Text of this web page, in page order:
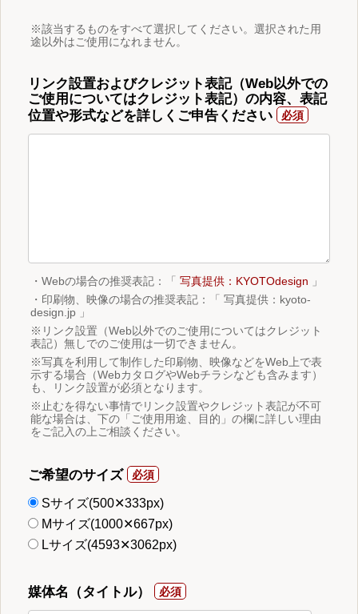
※該当するものをすべて選択してください。選択された用
途以外はご使用になれません。
リンク設置およびクレジット表記（Web以外での
ご使用についてはクレジット表記）の内容、表記
位置や形式などを詳しくご申告ください
・Webの場合の推奨表記：「 写真提供：KYOTOdesign 」
・印刷物、映像の場合の推奨表記：「 写真提供：kyoto-
design.jp 」
※リンク設置（Web以外でのご使用についてはクレジット
表記）無しでのご使用は一切できません。
※写真を利用して制作した印刷物、映像などをWeb上で表
示する場合（WebカタログやWebチラシなども含みます）
も、リンク設置が必須となります。
※止むを得ない事情でリンク設置やクレジット表記が不可
能な場合は、下の「ご使用用途、目的」の欄に詳しい理由
をご記入の上ご相談ください。
ご希望のサイズ
Sサイズ(500✕333px)
Mサイズ(1000✕667px)
Lサイズ(4593✕3062px)
媒体名（タイトル）